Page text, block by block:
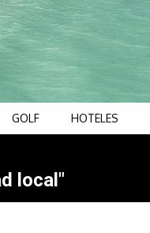
GOLF HOTELES
local"